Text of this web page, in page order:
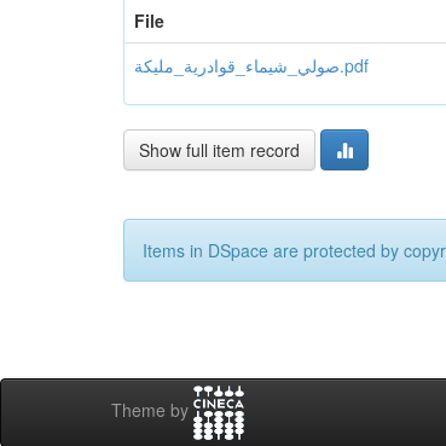
File
صولي_شيماء_قوادرية_مليكة.pdf
Show full item record
Items in DSpace are protected by
Theme by